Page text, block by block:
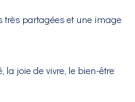
très partagées et une image
la joie de vivre, le bien-être